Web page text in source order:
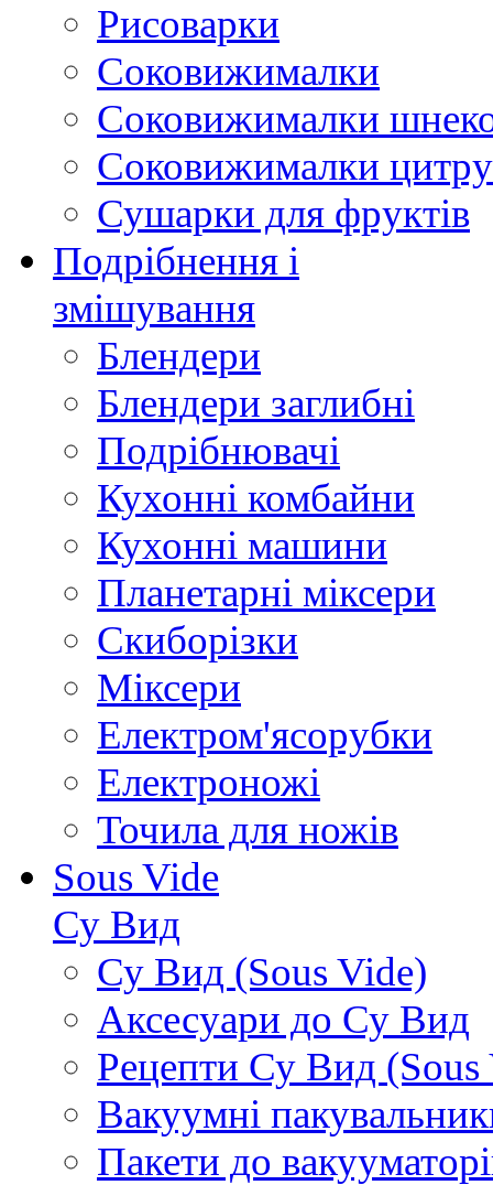
Рисоварки
Соковижималки
Соковижималки
Соковижималки
Сушарки для фруктів
Подрібнення і
змішування
Блендери
Блендери заглибні
Подрібнювачі
Кухонні комбайни
Кухонні машини
Планетарні міксери
Скиборізки
Міксери
Електром'ясорубки
Електроножі
Точила для ножів
Sous Vide
Су Вид
Су Вид (Sous Vide)
Аксесуари до Су Вид
Рецепти Су Вид (Sous
Вакуумні
Пакети до